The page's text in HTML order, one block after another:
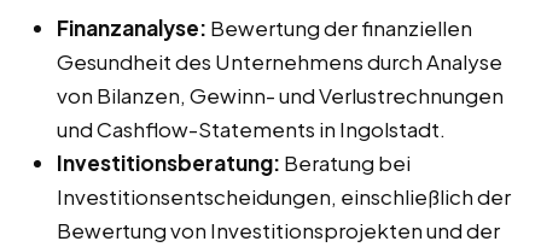
Finanzanalyse: Bewertung der finanziellen
Gesundheit des Unternehmens durch Analyse
von Bilanzen, Gewinn- und Verlustrechnungen
und Cashflow-Statements in Ingolstadt.
Investitionsberatung: Beratung bei
Investitionsentscheidungen, einschließlich der
Bewertung von Investitionsprojekten und der